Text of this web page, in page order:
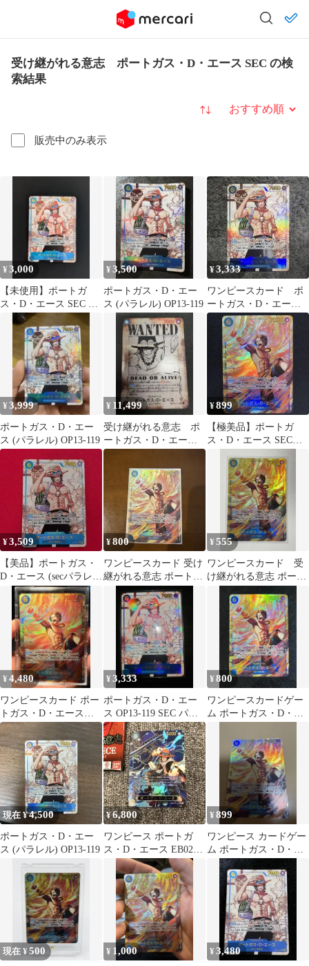
受け継がれる意志 ポートガス・D・エース SEC の検
索結果
販売中のみ表示
並び替え
¥3,000
【未使用】ポートガ
ス・D・エース SEC パ
ラレル
¥3,500
ポートガス・D・エー
ス (パラレル) OP13-119
¥3,333
ワンピースカード ポ
ートガス・D・エース
(パラレル) OP13-119
¥3,999
ポートガス・D・エー
ス (パラレル) OP13-119
¥ 11,499
受け継がれる意志 ポ
ートガス・D・エース
SEC【SP】OP13-119
手配書
¥899
【極美品】ポートガ
ス・D・エース SEC
OP13-119 受け継がれる
¥3,509
【美品】ポートガス・
D・エース (secパラレ
¥800
ワンピースカード 受け
継がれる意志 ポートガ
ス・D・エース SEC
¥555
ワンピースカード 受
け継がれる意志 ポート
¥4,480
ワンピースカード ポー
トガス・D・エース
SEC パラレル OP13-119
¥3,333
ポートガス・D・エー
ス OP13-119 SEC パラ
レル
¥800
ワンピースカードゲー
ム ポートガス・D・エ
現在 ¥4,500
ポートガス・D・エー
ス (パラレル) OP13-119
¥6,800
ワンピース ポートガ
ス・D・エース EB02-
028 SP スペシャルレア
¥899
ワンピース カードゲー
ム ポートガス・D・エ
ース 受け継がれる意
現在 ¥500 ¥ 1,000 ¥3,480